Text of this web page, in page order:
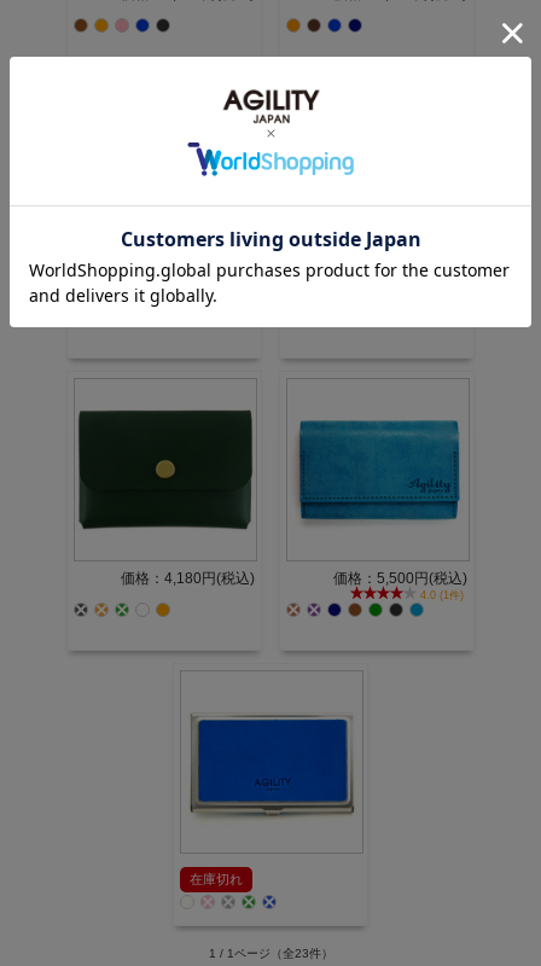
価格：5,940円(税込)
価格：4,180円(税込) 価格：5,500円(税込)
4.0 (1件)
在庫切れ
1 / 1ページ （全23件）